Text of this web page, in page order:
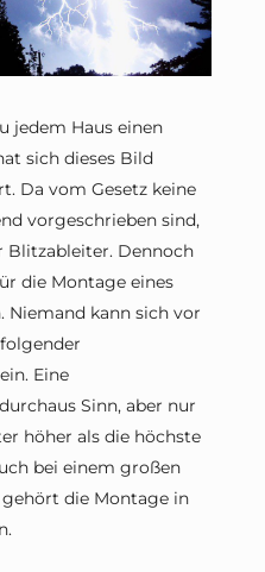
jedem Haus einen
sich dieses Bild
Da vom Gesetz keine
vorgeschrieben sind,
Dennoch
die Montage eines
Niemand kann sich vor
Eine
Sinn, aber nur
höher als die höchste
bei einem großen
die Montage in